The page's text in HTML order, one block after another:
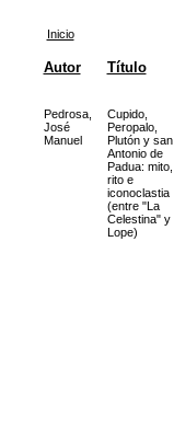
Inicio
Autor Título
Pedrosa,
José
Manuel
Cupido,
Peropalo,
Plutón y san
Antonio de
Padua: mito,
rito e
iconoclastia
(entre "La
Celestina" y
Lope)